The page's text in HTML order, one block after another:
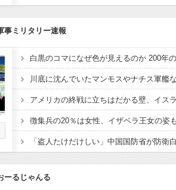
事ミリタリー速報
ーるじゃんる